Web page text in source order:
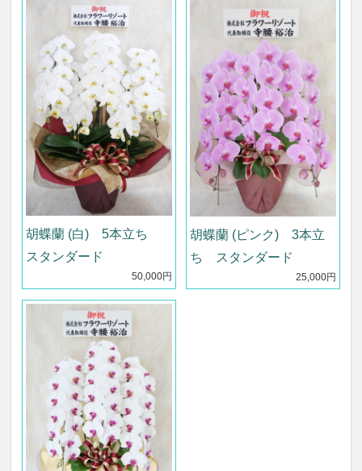
胡蝶蘭 (白) 5本立ち
スタンダード
50,000円
胡蝶蘭 (ピンク) 3本立
ち スタンダード
25,000円